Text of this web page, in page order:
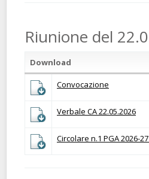
Riunione del
Download
Convocazione
Verbale CA 22.05.2026
Circolare n.1 PGA 2026-